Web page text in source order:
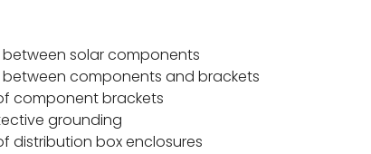
solar components
components and brackets
component brackets
grounding
distribution box enclosures